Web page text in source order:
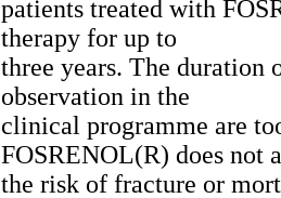
patients treated with
therapy for up to
three years. The duration
observation in the
clinical programme are
FOSRENOL(R) does not
the risk of fracture or